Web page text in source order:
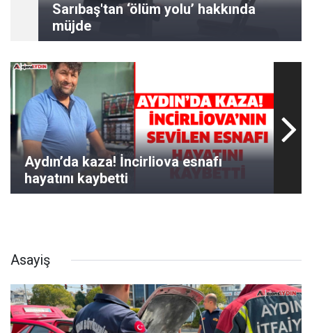
Sarıbaş'tan ‘ölüm yolu’ hakkında
müjde
Aydın’da kaza! İncirliova esnafı
hayatını kaybetti
Asayiş